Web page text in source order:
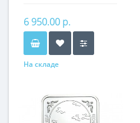
6 950.00 р.
На складе